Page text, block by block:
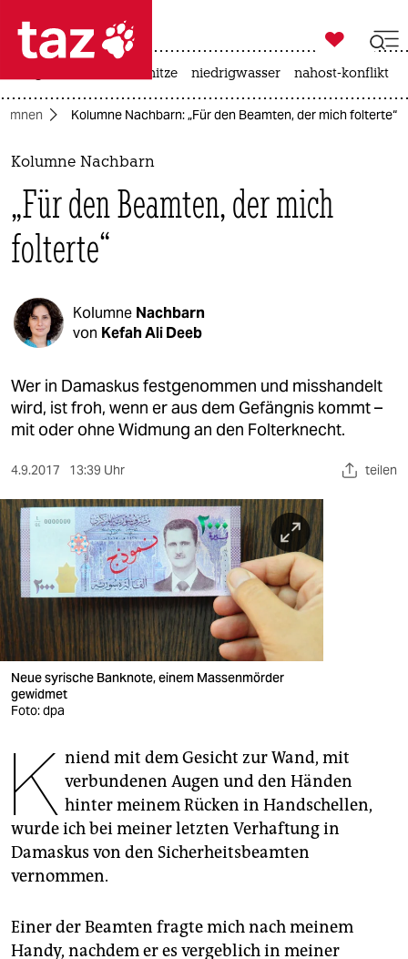
 taz zahl ich
taz zahl ich
themen
politik
öko
kultur
berlin
verlag
verlag
veranstaltungen
shop
fragen & hilfe
unterstützen
abo
genossenschaft
epaper login

taz zahl ich
hitze niedrigwasser nahost-konflikt
Kolumne Nachbarn: „Für den Beamten, der mich folterte“
Kolumne Nachbarn
„Für den Beamten, der mich
folterte“
Kolumne Nachbarn
von Kefah Ali Deeb
Wer in Damaskus festgenommen und misshandelt
wird, ist froh, wenn er aus dem Gefängnis kommt –
mit oder ohne Widmung an den Folterknecht.
4.9.2017 13:39 Uhr teilen
Neue syrische Banknote, einem Massenmörder
gewidmet
Foto: dpa
K niend mit dem Gesicht zur Wand, mit
verbundenen Augen und den Händen
hinter meinem Rücken in Handschellen,
wurde ich bei meiner letzten Verhaftung in
Damaskus von den Sicherheitsbeamten
vernommen.
Einer der Beamten fragte mich nach meinem
Handy, nachdem er es vergeblich in meiner